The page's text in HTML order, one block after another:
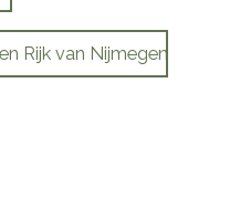
Rijk van Nijmegen